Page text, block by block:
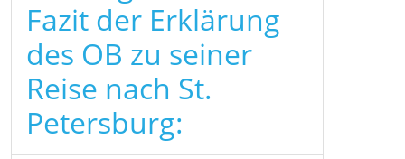
Fazit der Erklärung
des OB zu seiner
Reise nach St.
Petersburg: